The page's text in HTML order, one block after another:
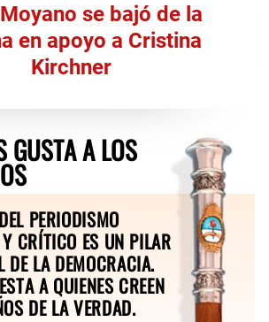
se bajó de la
en apoyo a Cristina
Kirchner
GUSTA A LOS
PERIODISMO
CRÍTICO ES UN PILAR
DE LA DEMOCRACIA.
A QUIENES CREEN
DE LA VERDAD.